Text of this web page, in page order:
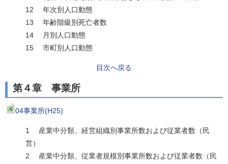
12 年次別人口動態
13 年齢階級別死亡者数
14 月別人口動態
15 市町別人口動態
目次へ戻る
第４章 事業所
04事業所(H25)
1 産業中分類、経営組織別事業所数および従業者数（民
営）
2 産業中分類、従業者規模別事業所数および従業者数（民